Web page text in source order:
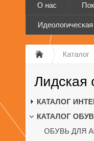
О нас
Каталог
Лидская
КАТАЛОГ
КАТАЛОГ
ОБУВЬ ДЛЯ